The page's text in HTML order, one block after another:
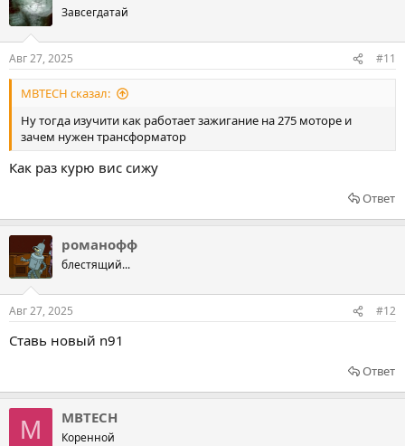
Завсегдатай
Авг 27, 2025 #11
MBTECH сказал:
Ну тогда изучити как работает зажигание на 275 моторе и
зачем нужен трансформатор
Как раз курю вис сижу
Ответ
романофф
блестящий...
Авг 27, 2025 #12
Ставь новый n91
Ответ
M MBTECH
Коренной